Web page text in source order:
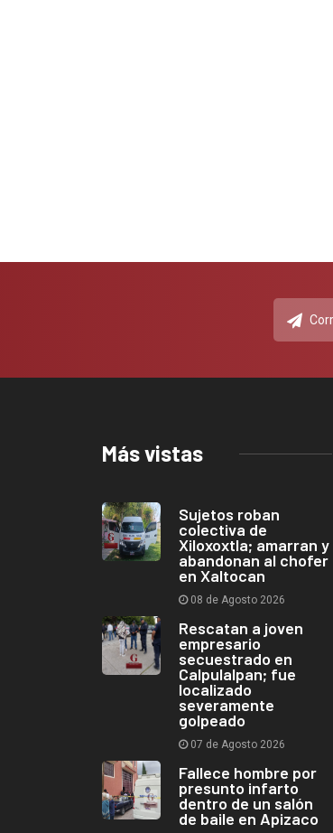
Más vistas
Sujetos roban
colectiva de
Xiloxoxtla; amarran y
abandonan al chofer
en Xaltocan
08 de Agosto 2026
Rescatan a joven
empresario
secuestrado en
Calpulalpan; fue
localizado
severamente
golpeado
07 de Agosto 2026
Fallece hombre por
presunto infarto
dentro de un salón
de baile en Apizaco